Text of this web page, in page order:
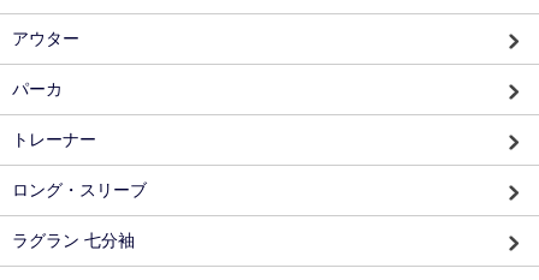
アウター
パーカ
トレーナー
ロング・スリーブ
ラグラン 七分袖